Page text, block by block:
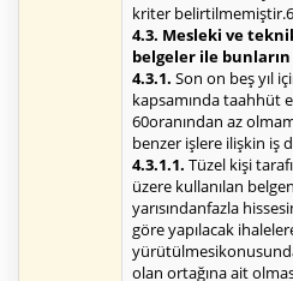
kriter
4.3. Mesleki ve
belgeler ile
4.3.1. Son on beş yıl
kapsamında taahhüt
60oranından az
benzer işlere ilişkin iş
4.3.1.1. Tüzel kişi
üzere kullanılan
yarısındanfazla
göre yapılacak
olan ortağına ait